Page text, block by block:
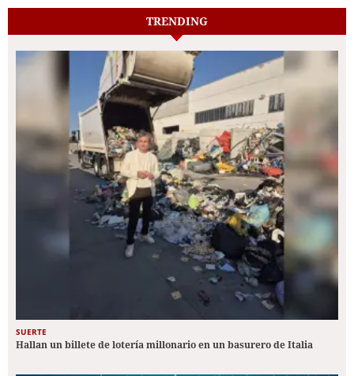
TRENDING
SUERTE
Hallan un billete de lotería millonario en un basurero de Italia